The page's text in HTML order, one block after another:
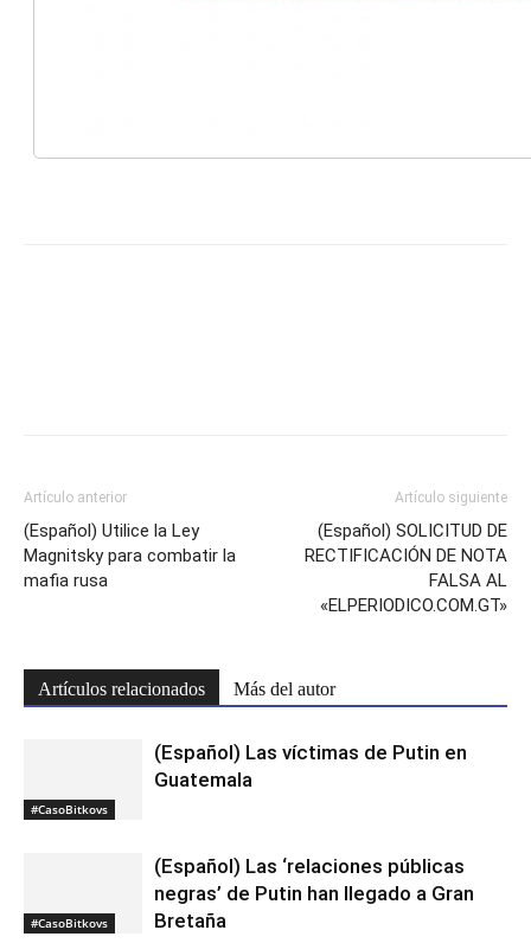
Artículo anterior
(Español) Utilice la Ley
Magnitsky para combatir la
mafia rusa
Artículo siguiente
(Español) SOLICITUD DE
RECTIFICACIÓN DE NOTA
FALSA AL
«ELPERIODICO.COM.GT»
Artículos relacionados Más del autor
#CasoBitkovs
(Español) Las víctimas de Putin en
Guatemala
#CasoBitkovs
(Español) Las ‘relaciones públicas
negras’ de Putin han llegado a Gran
Bretaña